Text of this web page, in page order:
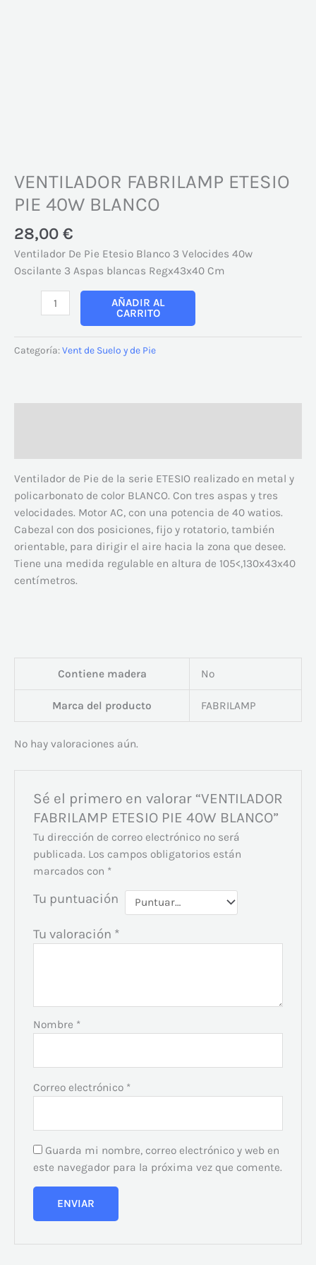
VENTILADOR FABRILAMP ETESIO
PIE 40W BLANCO
28,00 €
Ventilador De Pie Etesio Blanco 3 Velocides 40w
Oscilante 3 Aspas blancas Regx43x40 Cm
AÑADIR AL
CARRITO
Categoría:Vent de Suelo y de Pie
Ventilador de Pie de la serie ETESIO realizado en metal y
policarbonato de color BLANCO. Con tres aspas y tres
velocidades. Motor AC, con una potencia de 40 watios.
Cabezal con dos posiciones, fijo y rotatorio, también
orientable, para dirigir el aire hacia la zona que desee.
Tiene una medida regulable en altura de 105<,130x43x40
centímetros.
Contiene madera No
Marca del producto FABRILAMP
No hay valoraciones aún.
Sé el primero en valorar “VENTILADOR
FABRILAMP ETESIO PIE 40W BLANCO”
Tu dirección de correo electrónico no será
publicada. Los campos obligatorios están
marcados con *
Tu puntuación
Tu valoración *
Nombre *
Correo electrónico *
Guarda mi nombre, correo electrónico y web en
este navegador para la próxima vez que comente.